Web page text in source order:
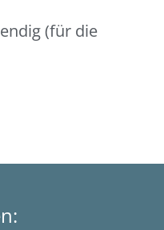
(für die